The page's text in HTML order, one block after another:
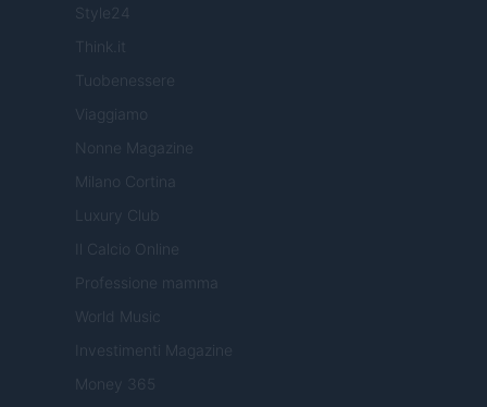
Style24
Think.it
Tuobenessere
Viaggiamo
Nonne Magazine
Milano Cortina
Luxury Club
Il Calcio Online
Professione mamma
World Music
Investimenti Magazine
Money 365